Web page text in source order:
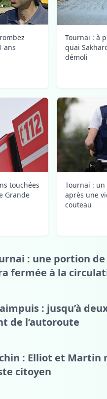
ans
Tournai : à
quai
démoli
touchées
Grande
Tournai :
après une
couteau
: une portion de
fermée à la
: jusqu’à
de l’autoroute
: Elliot et Martin
citoyen